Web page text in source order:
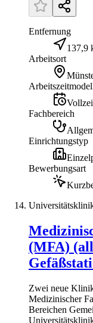
Entfernung
137,9
Arbeitsort
Fachbereich
Einrichtungstyp
Bewerbungsart
(MFA)
Zwei neue
Medizinischer
Bereichen